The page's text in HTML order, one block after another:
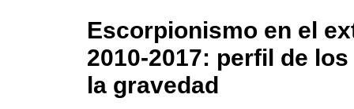
Escorpionismo en el
2010-2017: perfil de
la gravedad